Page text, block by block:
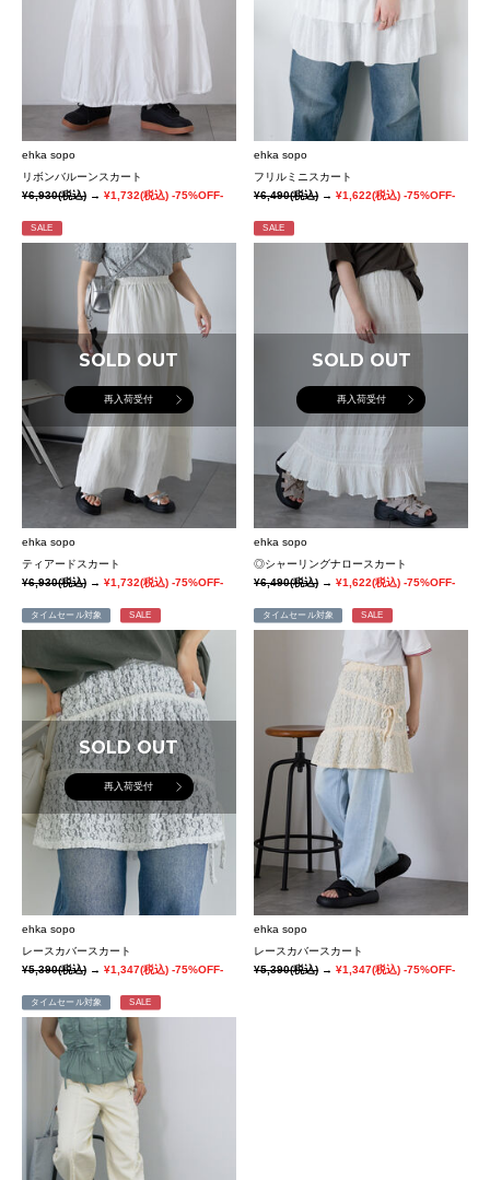
ehka sopo
リボンバルーンスカート
¥6,930(税込) → ¥1,732(税込) -75%OFF-
ehka sopo
フリルミニスカート
¥6,490(税込)→¥1,622(税込) -75%OFF-
SALE
SOLD OUT
再入荷受付
ehka sopo
ティアードスカート
¥6,930(税込) → ¥1,732(税込) -75%OFF-
SALE
SOLD OUT
再入荷受付
ehka sopo
◎シャーリングナロースカート
¥6,490(税込)→¥1,622(税込) -75%OFF-
タイムセール対象 SALE
SOLD OUT
再入荷受付
ehka sopo
レースカバースカート
¥5,390(税込) → ¥1,347(税込) -75%OFF-
タイムセール対象 SALE
ehka sopo
レースカバースカート
¥5,390(税込)→¥1,347(税込) -75%OFF-
タイムセール対象 SALE